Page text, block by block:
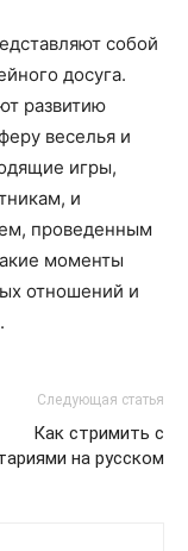
собой
досуга.
развитию
веселья и
игры,
и
проведенным
моменты
отношений и
Следующая статья
Как стримить с
на русском